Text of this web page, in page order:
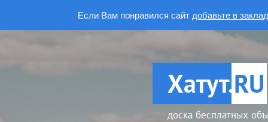
Если Вам понравился сайт добавьте в
Хатут.RU
доска бесплатных